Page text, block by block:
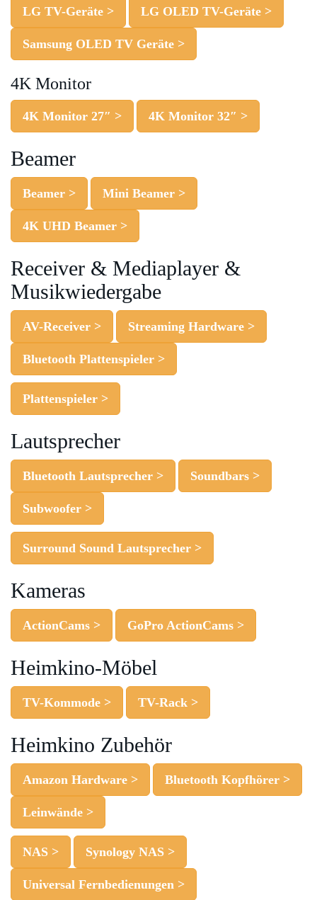
LG TV-Geräte > LG OLED TV-Geräte >
Samsung OLED TV Geräte >
4K Monitor
4K Monitor 27″ > 4K Monitor 32″ >
Beamer
Beamer > Mini Beamer >
4K UHD Beamer >
Receiver & Mediaplayer &
Musikwiedergabe
AV-Receiver > Streaming Hardware >
Bluetooth Plattenspieler >
Plattenspieler >
Lautsprecher
Bluetooth Lautsprecher > Soundbars >
Subwoofer >
Surround Sound Lautsprecher >
Kameras
ActionCams > GoPro ActionCams >
Heimkino-Möbel
TV-Kommode > TV-Rack >
Heimkino Zubehör
Amazon Hardware > Bluetooth Kopfhörer >
Leinwände >
NAS > Synology NAS >
Universal Fernbedienungen >